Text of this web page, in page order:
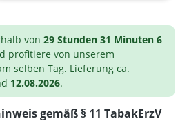
von 29 Stunden 31 Minuten 6
profitiere von unserem
selben Tag. Lieferung ca.
12.08.2026.
gemäß § 11 TabakErzV